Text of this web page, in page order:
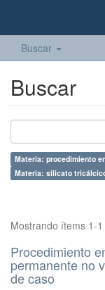
Buscar
Buscar
Materia: procedimiento
Materia: silicato
Mostrando ítems 1-1
Procedimiento
permanente no
de caso